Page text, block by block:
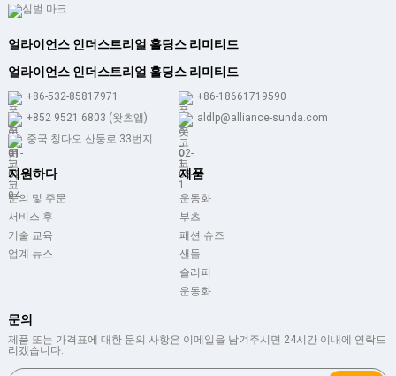
얼라이언스 인더스트리얼 홀딩스 리미티드
얼라이언스 인더스트리얼 홀딩스 리미티드
+86-532-85817971
+86-18661719590
+852 9521 6803 (왓츠앱)
aldlp@alliance-sunda.com
중국 칭다오 산둥로 33번지
지원하다
문의 및 주문
서비스 후
기술 교육
업계 뉴스
제품
운동화
부츠
패션 슈즈
샌들
슬리퍼
운동화
문의
제품 또는 가격표에 대한 문의 사항은 이메일을 남겨주시면 24시간 이내에 연락드
리겠습니다.